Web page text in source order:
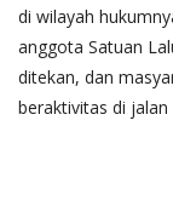
di wilayah
anggota Satuan
ditekan, dan
beraktivitas di jalan